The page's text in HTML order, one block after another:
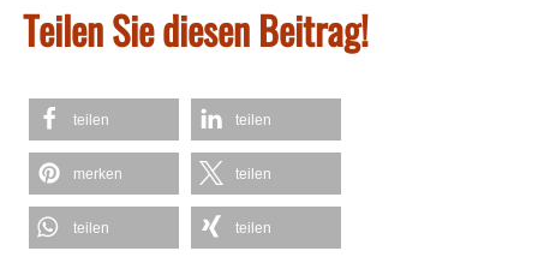
Teilen Sie diesen Beitrag!
teilen teilen
merken teilen
teilen teilen